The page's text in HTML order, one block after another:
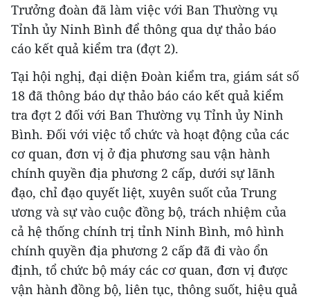
Trưởng đoàn đã làm việc với Ban Thường vụ
Tỉnh ủy Ninh Bình để thông qua dự thảo báo
cáo kết quả kiểm tra (đợt 2).
Tại hội nghị, đại diện Đoàn kiểm tra, giám sát số
18 đã thông báo dự thảo báo cáo kết quả kiểm
tra đợt 2 đối với Ban Thường vụ Tỉnh ủy Ninh
Bình. Đối với việc tổ chức và hoạt động của các
cơ quan, đơn vị ở địa phương sau vận hành
chính quyền địa phương 2 cấp, dưới sự lãnh
đạo, chỉ đạo quyết liệt, xuyên suốt của Trung
ương và sự vào cuộc đồng bộ, trách nhiệm của
cả hệ thống chính trị tỉnh Ninh Bình, mô hình
chính quyền địa phương 2 cấp đã đi vào ổn
định, tổ chức bộ máy các cơ quan, đơn vị được
vận hành đồng bộ, liên tục, thông suốt, hiệu quả